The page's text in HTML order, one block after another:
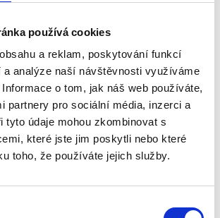
používá cookies
a reklam, poskytování funkcí
analýze naší návštěvnosti využíváme
o tom, jak náš web používáte,
partnery pro sociální média, inzerci a
tyto údaje mohou zkombinovat s
které jste jim poskytli nebo které
toho, že používáte jejich služby.
Silniční přeprava →